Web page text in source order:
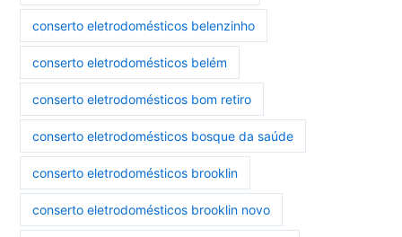
conserto eletrodomésticos belenzinho
conserto eletrodomésticos belém
conserto eletrodomésticos bom retiro
conserto eletrodomésticos bosque da saúde
conserto eletrodomésticos brooklin
conserto eletrodomésticos brooklin novo